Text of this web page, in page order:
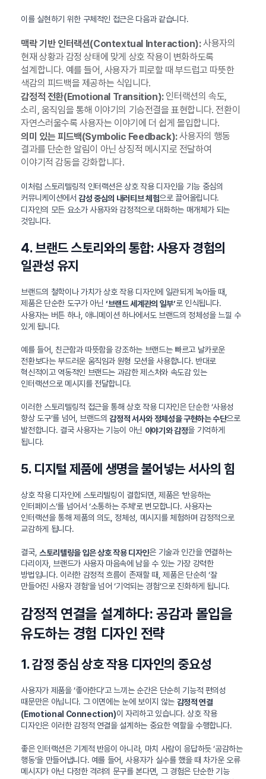
이를 실현하기 위한 구체적인 접근은 다음과 같습니다.
맥락 기반 인터랙션(Contextual Interaction):사용자의
현재 상황과 감정 상태에 맞게 상호 작용이 변화하도록
설계합니다. 예를 들어, 사용자가 피로할 때 부드럽고 따뜻한
색감의 피드백을 제공하는 식입니다.
감정적 전환(Emotional Transition):인터랙션의 속도,
소리, 움직임을 통해 이야기의 기승전결을 표현합니다. 전환이
자연스러울수록 사용자는 이야기에 더 쉽게 몰입합니다.
의미 있는 피드백(Symbolic Feedback):사용자의 행동
결과를 단순한 알림이 아닌 상징적 메시지로 전달하여
이야기적 감동을 강화합니다.
이처럼 스토리텔링적 인터랙션은 상호 작용 디자인을 기능 중심의
커뮤니케이션에서감성 중심의 내러티브 체험으로 끌어올립니다.
디자인의 모든 요소가 사용자와 감정적으로 대화하는 매개체가 되는
것입니다.
4. 브랜드 스토리와의 통합: 사용자 경험의
일관성 유지
브랜드의 철학이나 가치가 상호 작용 디자인에 일관되게 녹아들 때,
제품은 단순한 도구가 아닌‘브랜드 세계관의 일부’로 인식됩니다.
사용자는 버튼 하나, 애니메이션 하나에서도 브랜드의 정체성을 느낄 수
있게 됩니다.
예를 들어, 친근함과 따뜻함을 강조하는 브랜드는 빠르고 날카로운
전환보다는 부드러운 움직임과 원형 모션을 사용합니다. 반대로
혁신적이고 역동적인 브랜드는 과감한 제스처와 속도감 있는
인터랙션으로 메시지를 전달합니다.
이러한 스토리텔링적 접근을 통해 상호 작용 디자인은 단순한 ‘사용성
향상 도구’를 넘어, 브랜드의감정적 서사와 정체성을 구현하는 수단으로
발전합니다. 결국 사용자는 기능이 아닌 이야기와 감정을 기억하게
됩니다.
5. 디지털 제품에 생명을 불어넣는 서사의 힘
상호 작용 디자인에 스토리텔링이 결합되면, 제품은 ‘반응하는
인터페이스’를 넘어서 ‘소통하는 주체’로 변모합니다. 사용자는
인터랙션을 통해 제품의 의도, 정체성, 메시지를 체험하며 감정적으로
교감하게 됩니다.
결국, 스토리텔링을 입은 상호 작용 디자인은 기술과 인간을 연결하는
다리이자, 브랜드가 사용자 마음속에 남을 수 있는 가장 강력한
방법입니다. 이러한 감정적 흐름이 존재할 때, 제품은 단순히 ‘잘
만들어진 사용자 경험’을 넘어 ‘기억되는 경험’으로 진화하게 됩니다.
감정적 연결을 설계하다: 공감과 몰입을
유도하는 경험 디자인 전략
1. 감정 중심 상호 작용 디자인의 중요성
사용자가 제품을 ‘좋아한다’고 느끼는 순간은 단순히 기능적 편의성
때문만은 아닙니다. 그 이면에는 눈에 보이지 않는 감정적 연결
(Emotional Connection)이 자리하고 있습니다. 상호 작용
디자인은 이러한 감정적 연결을 설계하는 중요한 역할을 수행합니다.
좋은 인터랙션은 기계적 반응이 아니라, 마치 사람이 응답하듯 ‘공감하는
행동’을 만들어냅니다. 예를 들어, 사용자가 실수를 했을 때 차가운 오류
메시지가 아닌 다정한 격려의 문구를 본다면, 그 경험은 단순한 기능